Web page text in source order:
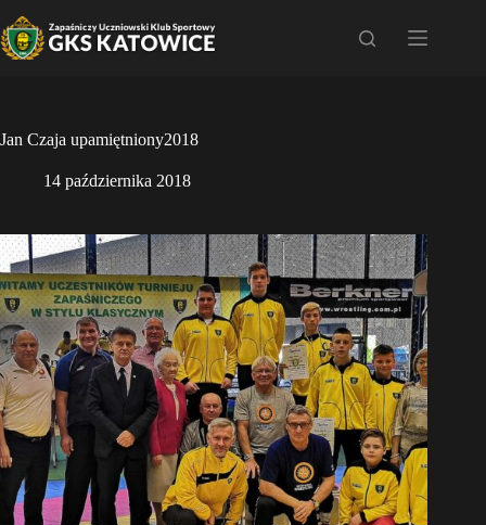
do
treści
Jan Czaja upamiętniony2018
14 października 2018